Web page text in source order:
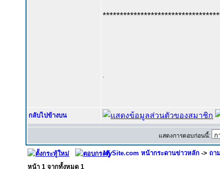
กลับไปข้างบน
แสดงการตอบก่อนนี้:
MySite.com หน้ากระดานข่าวหลัก -> ถา
หน้า 1 จากทั้งหมด 1